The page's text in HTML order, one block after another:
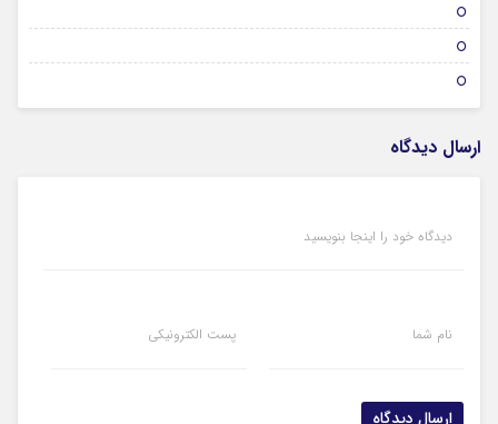
ارسال دیدگاه
دیدگاه خود را اینجا بنویسید
نام شما پست الکترونیکی